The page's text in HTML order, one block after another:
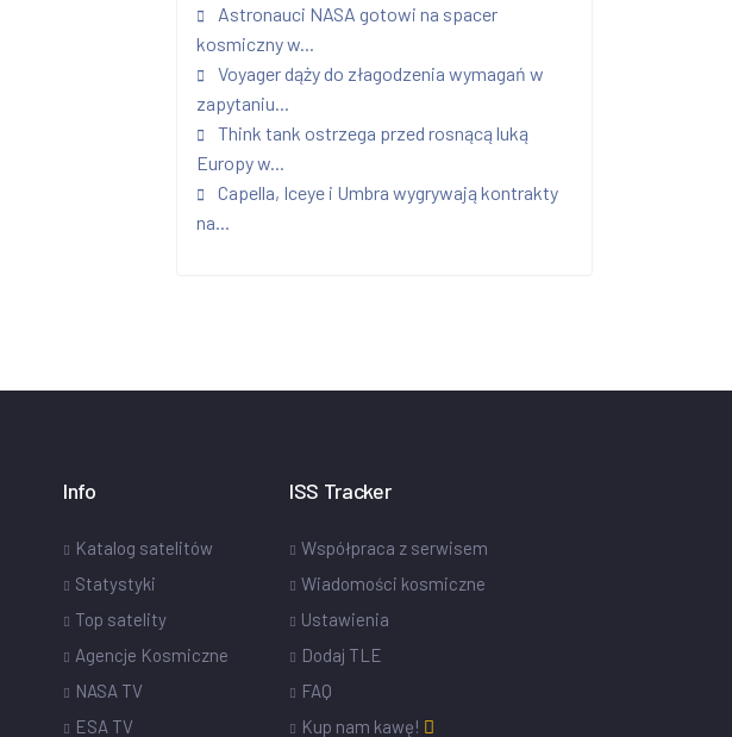
Astronauci NASA gotowi na spacer
kosmiczny w...
Voyager dąży do złagodzenia wymagań w
zapytaniu...
Think tank ostrzega przed rosnącą luką
Europy w...
Capella, Iceye i Umbra wygrywają kontrakty
na...
Info
Katalog satelitów
Statystyki
Top satelity
Agencje Kosmiczne
NASA TV
ESA TV
ISS Tracker
Współpraca z serwisem
Wiadomości kosmiczne
Ustawienia
Dodaj TLE
FAQ
Kup nam kawę!